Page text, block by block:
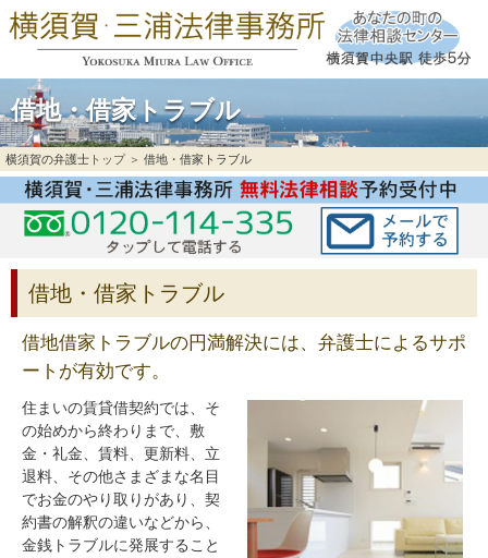
借地・借家トラブル
横須賀の弁護士 トップ ＞ 借地・借家トラブル
借地・借家トラブル
借地借家トラブルの円満解決には、弁護士によるサポ
ートが有効です。
住まいの賃貸借契約では、そ
の始めから終わりまで、敷
金・礼金、賃料、更新料、立
退料、その他さまざまな名目
でお金のやり取りがあり、契
約書の解釈の違いなどから、
金銭トラブルに発展すること